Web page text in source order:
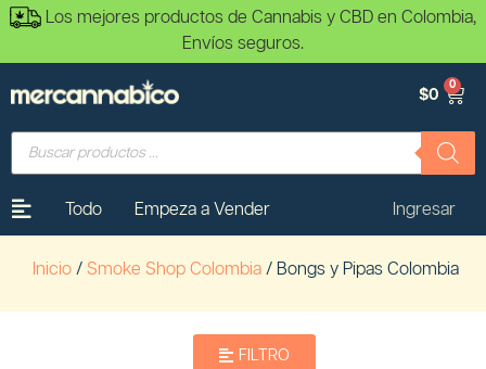
Los mejores productos de Cannabis y CBD en Colombia,
Envíos seguros.
$0
0
Todo Empeza a Vender Ingresar
Inicio / Smoke Shop Colombia / Bongs y Pipas Colombia
FILTRO